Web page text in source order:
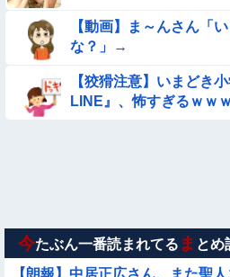
【衝撃】ガチで『意識高い無能』
【ロマン】世界を動かした暗号ラ
【動画】ま～んさん「
な？」→
【狡猾注意】いまどき
LINE』、怖すぎるｗｗ
今たぶん一番読まれてる ま とめ
【朗報】中居正広さん、また聖